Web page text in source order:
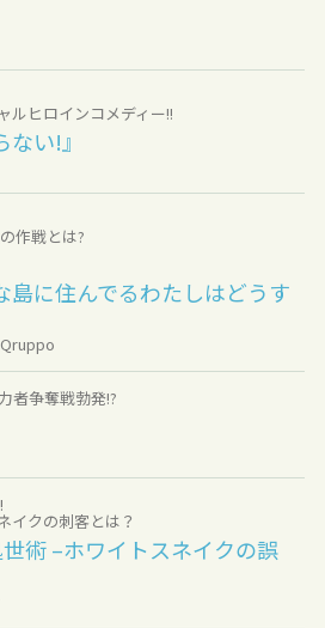
ルヒロインコメディー!!
い!』
作戦とは?
に住んでるわたしはどうす
者争奪戦勃発!?
イクの刺客とは？
世術 –ホワイトスネイクの誤